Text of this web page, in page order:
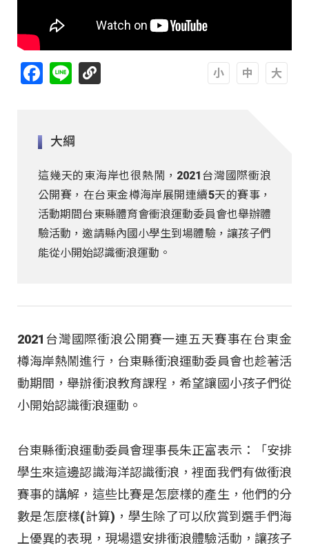
Facebook
Line
大綱
這幾天的東海岸也很熱鬧，2021台灣國際衝浪
公開賽，在台東金樽海岸展開連續5天的賽事，
活動期間台東縣體育會衝浪運動委員會也舉辦體
驗活動，邀請縣內國小學生到場體驗，讓孩子們
能從小開始認識衝浪運動。
2021台灣國際衝浪公開賽一連五天賽事在台東金
樽海岸熱鬧進行，台東縣衝浪運動委員會也趁著活
動期間，舉辦衝浪教育課程，希望讓國小孩子們從
小開始認識衝浪運動。
台東縣衝浪運動委員會理事長朱正富表示：「安排
學生來這邊認識海洋認識衝浪，裡面我們有做衝浪
賽事的講解，這些比賽是怎麼樣的產生，他們的分
數是怎麼樣(計算)，學生除了可以欣賞到選手們海
上優異的表現，現場還安排衝浪體驗活動，讓孩子